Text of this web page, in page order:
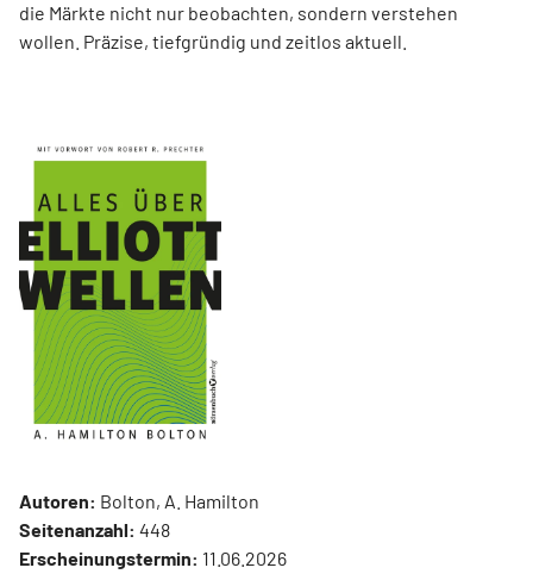
die Märkte nicht nur beobachten, sondern verstehen
wollen. Präzise, tiefgründig und zeitlos aktuell.
Autoren: Bolton, A. Hamilton
Seitenanzahl: 448
Erscheinungstermin: 11.06.2026